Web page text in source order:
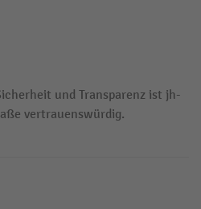
und Transparenz ist jh-
vertrauenswürdig.